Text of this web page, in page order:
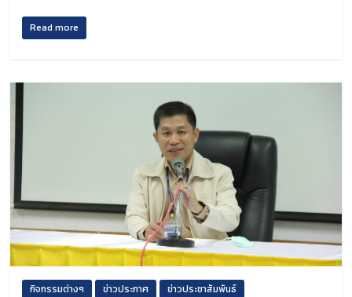
Read more
กิจกรรมต่างๆ ข่าวประกาศ ข่าวประชาสัมพันธ์